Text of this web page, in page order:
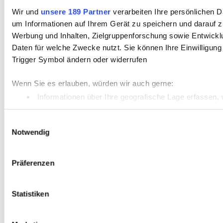
Wir und unsere 189 Partner verarbeiten Ihre persönlichen
um Informationen auf Ihrem Gerät zu speichern und darauf
Werbung und Inhalten, Zielgruppenforschung sowie
Daten für welche Zwecke nutzt. Sie können Ihre
Trigger Symbol ändern oder widerrufen
Wenn Sie es erlauben, würden wir auch gerne:
Informationen über Ihre geografische Lage
Ihr Gerät durch aktives Scannen nach bestimmten
Einzelheiten
Notwendig
Präferenzen
Statistiken